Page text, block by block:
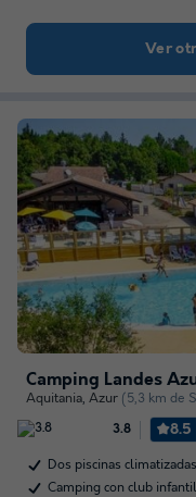
Ver
Camping Landes
Aquitania, Azur (5,3 km de
3.8 8.5
Dos piscinas
Camping con club infantil